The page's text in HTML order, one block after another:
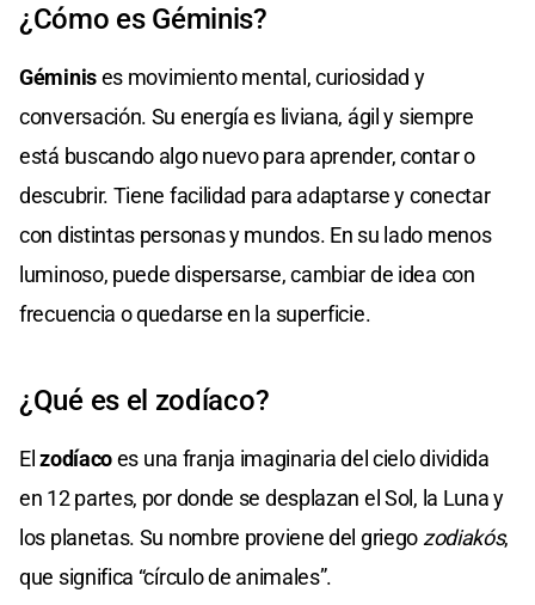
¿Cómo es Géminis?
Géminises movimiento mental, curiosidad y
conversación. Su energía es liviana, ágil y siempre
está buscando algo nuevo para aprender, contar o
descubrir. Tiene facilidad para adaptarse y conectar
con distintas personas y mundos. En su lado menos
luminoso, puede dispersarse, cambiar de idea con
frecuencia o quedarse en la superficie.
¿Qué es el zodíaco?
Elzodíacoes una franja imaginaria del cielo dividida
en 12 partes, por donde se desplazan el Sol, la Luna y
los planetas. Su nombre proviene del griego zodiakós,
que significa “círculo de animales”.